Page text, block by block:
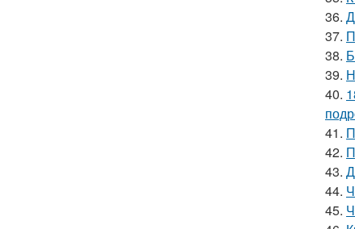
36.
37.
38.
39.
40.
41.
42.
43.
44.
45.